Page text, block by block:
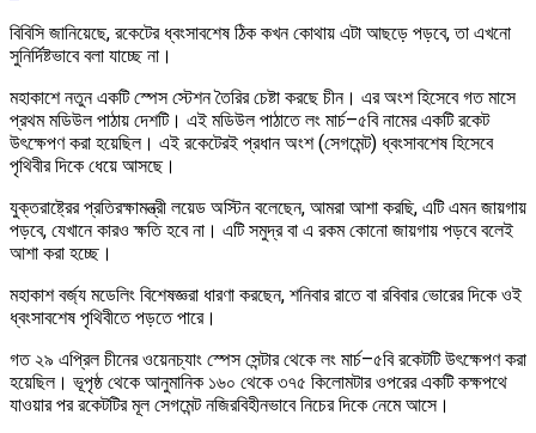
বিবিসি জানিয়েছে, রকেটের ধ্বংসাবশেষ ঠিক কখন কোথায় এটা আছড়ে পড়বে, তা এখনো
সুনির্দিষ্টভাবে বলা যাচ্ছে না।
মহাকাশে নতুন একটি স্পেস স্টেশন তৈরির চেষ্টা করছে চীন। এর অংশ হিসেবে গত মাসে
প্রথম মডিউল পাঠায় দেশটি। এই মডিউল পাঠাতে লং মার্চ–৫বি নামের একটি রকেট
উৎক্ষেপণ করা হয়েছিল। এই রকেটেরই প্রধান অংশ (সেগমেন্ট) ধ্বংসাবশেষ হিসেবে
পৃথিবীর দিকে ধেয়ে আসছে।
যুক্তরাষ্ট্রের প্রতিরক্ষামন্ত্রী লয়েড অস্টিন বলেছেন, আমরা আশা করছি, এটি এমন জায়গায়
পড়বে, যেখানে কারও ক্ষতি হবে না। এটি সমুদ্র বা এ রকম কোনো জায়গায় পড়বে বলেই
আশা করা হচ্ছে।
মহাকাশ বর্জ্য মডেলিং বিশেষজ্ঞরা ধারণা করছেন, শনিবার রাতে বা রবিবার ভোরের দিকে ওই
ধ্বংসাবশেষ পৃথিবীতে পড়তে পারে।
গত ২৯ এপ্রিল চীনের ওয়েনচ্যাং স্পেস সেন্টার থেকে লং মার্চ–৫বি রকেটটি উৎক্ষেপণ করা
হয়েছিল। ভূপৃষ্ঠ থেকে আনুমানিক ১৬০ থেকে ৩৭৫ কিলোমটার ওপরের একটি কক্ষপথে
যাওয়ার পর রকেটটির মূল সেগমেন্ট নজিরবিহীনভাবে নিচের দিকে নেমে আসে।